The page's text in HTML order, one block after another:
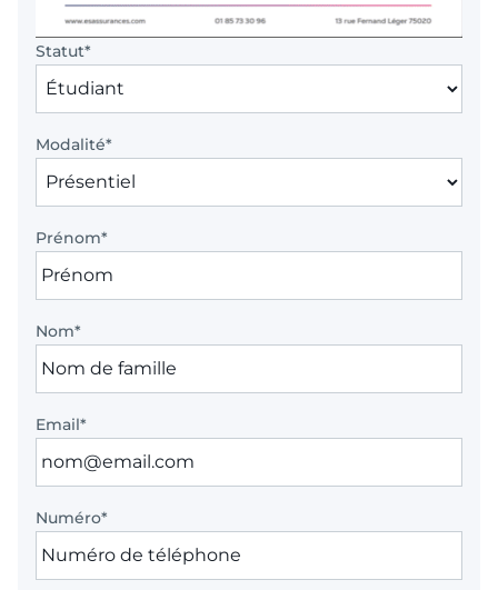
Statut*
Modalité*
Prénom*
Nom*
Email*
Numéro*